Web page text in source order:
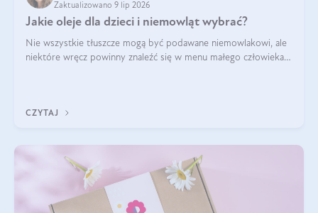
Zaktualizowano 9 lip 2026
Jakie oleje dla dzieci i niemowląt wybrać?
Nie wszystkie tłuszcze mogą być podawane niemowlakowi, ale
niektóre wręcz powinny znaleźć się w menu małego człowieka.
CZYTAJ